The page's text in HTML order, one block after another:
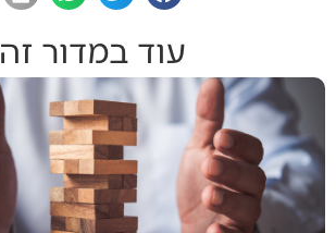
עוד במדור זה